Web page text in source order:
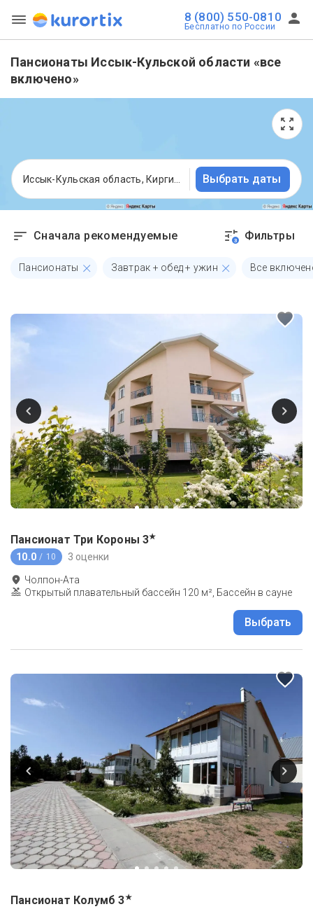
8 (800) 550-0810
Бесплатно по России
Пансионаты Иссык-Кульской области «все
включено»
Выбрать даты
Сначала рекомендуемые 3 Фильтры
Пансионаты Завтрак + обед + ужин Все
Пансионат Три Короны 3★
10.0 / 10 3 оценки
Чолпон-Ата
Открытый плавательный бассейн 120 м², Бассейн в сауне
Выбрать
Пансионат Колумб 3★